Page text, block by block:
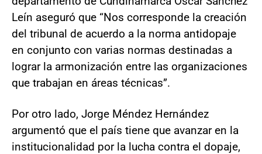
Leín aseguró que “Nos corresponde la creación
del tribunal de acuerdo a la norma antidopaje
en conjunto con varias normas destinadas a
lograr la armonización entre las organizaciones
que trabajan en áreas técnicas”.
Por otro lado, Jorge Méndez Hernández
argumentó que el país tiene que avanzar en la
institucionalidad por la lucha contra el dopaje,